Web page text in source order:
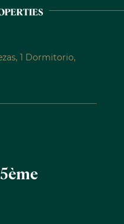
1 Dormitorio,